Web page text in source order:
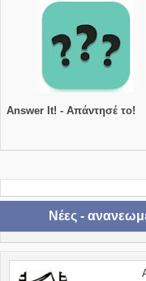
Answer It! - Απάντησέ το!
Νέες -